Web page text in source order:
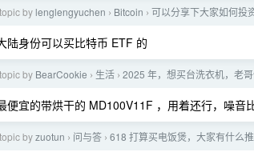
by lenglengyuchen › Bitcoin › 可以分享下大家如何投
陆身份可以买比特币 ETF 的
by BearCookie › 生活 › 2025 年，想买台洗衣机，老
便宜的带烘干的 MD100V11F ，用着还行，噪音
byzuotun › 问与答 › 618 打算买电饭煲，大家有什么推